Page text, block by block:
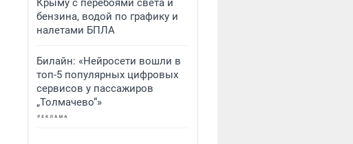
Крыму с перебоями света и
бензина, водой по графику и
налетами БПЛА
Билайн: «Нейросети вошли в
топ-5 популярных цифровых
сервисов у пассажиров
„Толмачево“»